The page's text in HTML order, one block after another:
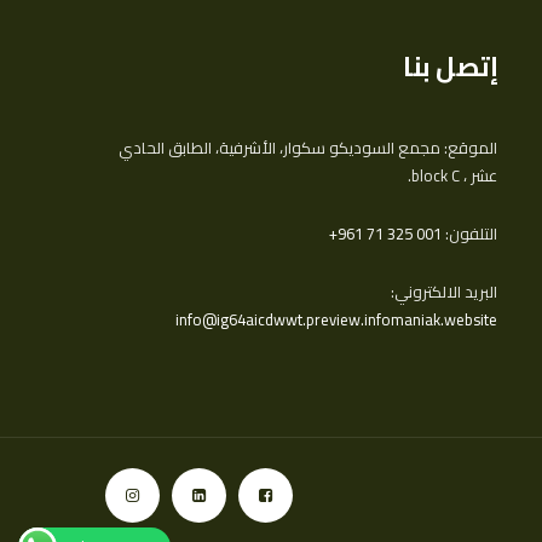
إتصل بنا
الموقع: مجمع السوديكو سكوار، الأشرفية، الطابق الحادي
عشر ، block C.
التلفون: ‎+961 71 325 001
البريد الالكتروني:
info@ig64aicdwwt.preview.infomaniak.website